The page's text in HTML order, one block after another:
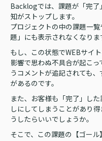
Backlogでは、課題が「完了
知がストップします。
プロジェクトの中の課題一
題」にも表示されなくなりま
もし、この状態でWEBサイ
影響で思わぬ不具合が起こ
うコメントが追記されても
があるのです。
また、お客様も「完了」し
しにしてしまうことがあり
うしたらいいでしょうか。
そこで、この課題の【ゴール